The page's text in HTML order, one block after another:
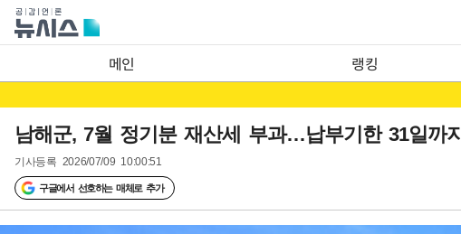
메인 랭킹
남해군, 7월 정기분 재산세 부과…납부기한 31일까지
기사등록 2026/07/09 10:00:51
구글에서 선호하는 매체로 추가